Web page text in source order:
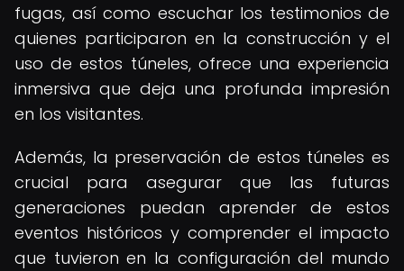
fugas, así como escuchar los testimonios de
quienes participaron en la construcción y el
uso de estos túneles, ofrece una experiencia
inmersiva que deja una profunda impresión
en los visitantes.
Además, la preservación de estos túneles es
crucial para asegurar que las futuras
generaciones puedan aprender de estos
eventos históricos y comprender el impacto
que tuvieron en la configuración del mundo